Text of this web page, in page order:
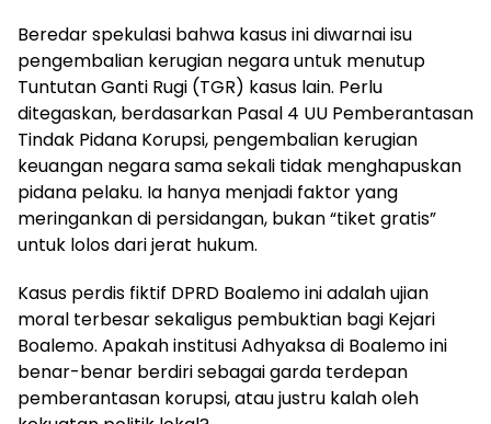
Beredar spekulasi bahwa kasus ini diwarnai isu
pengembalian kerugian negara untuk menutup
Tuntutan Ganti Rugi (TGR) kasus lain. Perlu
ditegaskan, berdasarkan Pasal 4 UU Pemberantasan
Tindak Pidana Korupsi, pengembalian kerugian
keuangan negara sama sekali tidak menghapuskan
pidana pelaku. Ia hanya menjadi faktor yang
meringankan di persidangan, bukan “tiket gratis”
untuk lolos dari jerat hukum.
​​Kasus perdis fiktif DPRD Boalemo ini adalah ujian
moral terbesar sekaligus pembuktian bagi Kejari
Boalemo. Apakah institusi Adhyaksa di Boalemo ini
benar-benar berdiri sebagai garda terdepan
pemberantasan korupsi, atau justru kalah oleh